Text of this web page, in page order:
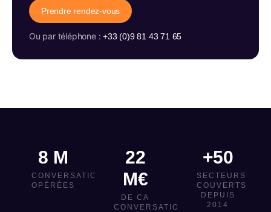
Prendre rendez-vous
Ou par téléphone : +33 (0)9 81 43 71 65
8 M
CONVERSATIONS
OPÉRÉES
22
M€
DE CA
CONVERSATIONNEL
+50
SECTEURS
COUVERTS
DEPUIS
2014